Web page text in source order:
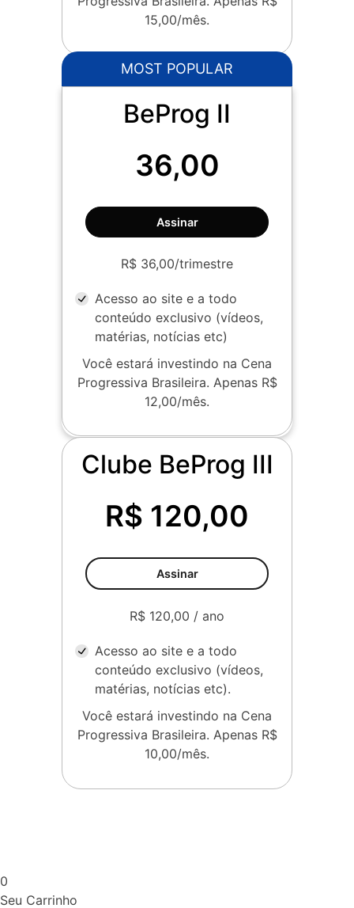
15,00/mês.
MOST POPULAR
BeProg II
36,00
Assinar
R$ 36,00/trimestre
Acesso ao site e a todo
conteúdo exclusivo (vídeos,
matérias, notícias etc)
Você estará investindo na Cena
Progressiva Brasileira. Apenas R$
12,00/mês.
Clube BeProg III
R$ 120,00
Assinar
R$ 120,00 / ano
Acesso ao site e a todo
conteúdo exclusivo (vídeos,
matérias, notícias etc).
Você estará investindo na Cena
Progressiva Brasileira. Apenas R$
10,00/mês.
0
Seu Carrinho